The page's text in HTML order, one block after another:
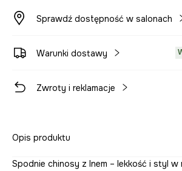
Sprawdź dostępność w salonach
Warunki dostawy
Zwroty i reklamacje
Opis produktu
Spodnie chinosy z lnem – lekkość i styl w